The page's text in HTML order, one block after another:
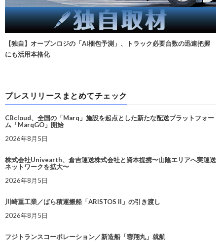
【独自】オープンロジの「AI梱包予測」、トラック必要台数の迅速把握
にも活用本格化
プレスリリースまとめてチェック
CBcloud、全国の「Marq」施設を起点とした新たな配送プラットフォー
ム「MarqGO」開始
2026年8月5日
株式会社Univearth、倉吉運送株式会社と資本提携〜山陰エリアへ実運送
ネットワークを拡大〜
2026年8月5日
川崎重工業／ばら積運搬船「ARISTOS II」の引き渡し
2026年8月5日
フジトランスコーポレーション／新造船「蓉翔丸」就航